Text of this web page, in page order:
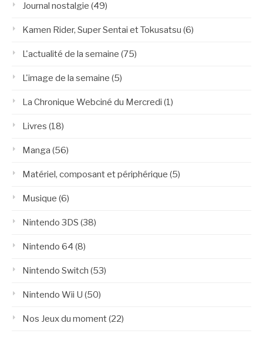
Journal nostalgie (49)
Kamen Rider, Super Sentai et Tokusatsu (6)
L'actualité de la semaine (75)
L'image de la semaine (5)
La Chronique Webciné du Mercredi (1)
Livres (18)
Manga (56)
Matériel, composant et périphérique (5)
Musique (6)
Nintendo 3DS (38)
Nintendo 64 (8)
Nintendo Switch (53)
Nintendo Wii U (50)
Nos Jeux du moment(22)